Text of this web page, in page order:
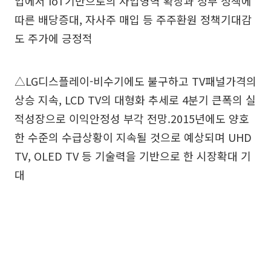
따른 배당증대, 자사주 매입 등 주주환원 정책기대감
도 주가에 긍정적
△LG디스플레이-비수기에도 불구하고 TV패널가격의
상승 지속, LCD TV의 대형화 추세로 4분기 큰폭의 실
적성장으로 이익안정성 부각 전망.2015년에도 양호
한 수준의 수급상황이 지속될 것으로 예상되며 UHD
TV, OLED TV 등 기술력을 기반으로 한 시장확대 기
대